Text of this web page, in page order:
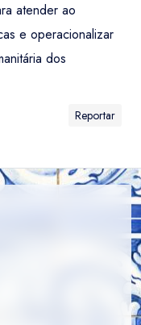
atender ao
e operacionalizar
dos
Reportar